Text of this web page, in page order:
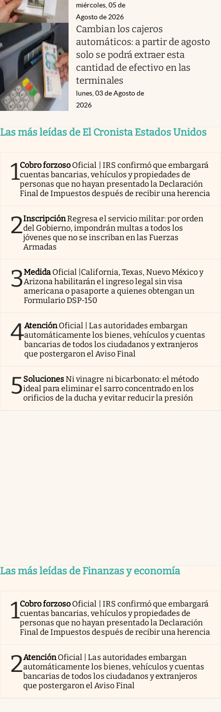
miércoles, 05 de
Agosto de 2026
Cambian los cajeros
automáticos: a partir de agosto
solo se podrá extraer esta
cantidad de efectivo en las
terminales
lunes, 03 de Agosto de
2026
Las más leídas de El Cronista Estados Unidos
1Cobro forzoso Oficial | IRS confirmó que embargará
cuentas bancarias, vehículos y propiedades de
personas que no hayan presentado la Declaración
Final de Impuestos después de recibir una herencia
2InscripciónRegresa el servicio militar: por orden
del Gobierno, impondrán multas a todos los
jóvenes que no se inscriban en las Fuerzas
Armadas
3Medida Oficial |California, Texas, Nuevo México y
Arizona habilitarán el ingreso legal sin visa
americana o pasaporte a quienes obtengan un
Formulario DSP-150
4AtenciónOficial | Las autoridades embargan
automáticamente los bienes, vehículos y cuentas
bancarias de todos los ciudadanos y extranjeros
que postergaron el Aviso Final
5SolucionesNi vinagre ni bicarbonato: el método
ideal para eliminar el sarro concentrado en los
orificios de la ducha y evitar reducir la presión
Las más leídas de Finanzas y economía
1Cobro forzoso Oficial | IRS confirmó que embargará
cuentas bancarias, vehículos y propiedades de
personas que no hayan presentado la Declaración
Final de Impuestos después de recibir una herencia
2AtenciónOficial | Las autoridades embargan
automáticamente los bienes, vehículos y cuentas
bancarias de todos los ciudadanos y extranjeros
que postergaron el Aviso Final